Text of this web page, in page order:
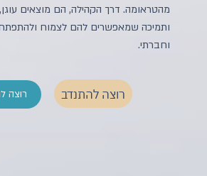
מהטראומה. דרך הקהילה, הם מוצאים
ותמיכה שמאפשרים להם לצמוח
וחברתי.
רוצה רוצה להתנדב